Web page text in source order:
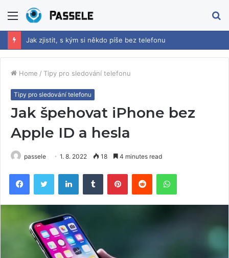
Menu
Jak zjistit, s kým si někdo píše bez telefonu
Home / Tipy pro sledování telefonu
Tipy pro sledování telefonu
Jak špehovat iPhone bez
Apple ID a hesla
passele 1. 8. 2022 18 4 minutes read